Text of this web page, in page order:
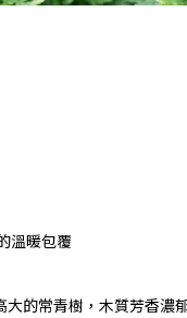
溫暖包覆
的常青樹，木質芳香濃